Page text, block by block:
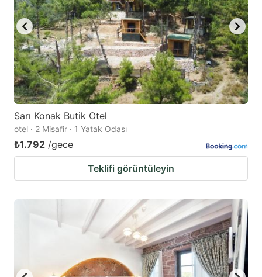
Sarı Konak Butik Otel
otel · 2 Misafir · 1 Yatak Odası
₺1.792 /gece
Teklifi görüntüleyin